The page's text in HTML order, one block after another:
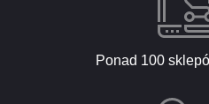
Ponad 100